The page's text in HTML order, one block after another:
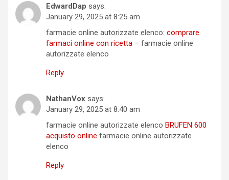
EdwardDap says:
January 29, 2025 at 8:25 am
farmacie online autorizzate elenco: comprare
farmaci online con ricetta – farmacie online
autorizzate elenco
Reply
NathanVox says:
January 29, 2025 at 8:40 am
farmacie online autorizzate elenco BRUFEN 600
acquisto online farmacie online autorizzate
elenco
Reply